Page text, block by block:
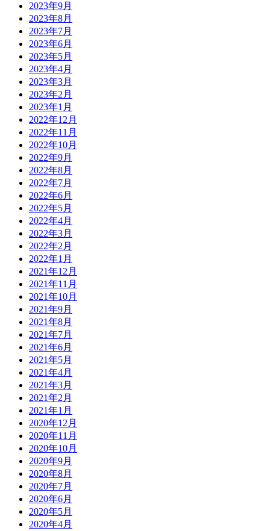
2023年9月
2023年8月
2023年7月
2023年6月
2023年5月
2023年4月
2023年3月
2023年2月
2023年1月
2022年12月
2022年11月
2022年10月
2022年9月
2022年8月
2022年7月
2022年6月
2022年5月
2022年4月
2022年3月
2022年2月
2022年1月
2021年12月
2021年11月
2021年10月
2021年9月
2021年8月
2021年7月
2021年6月
2021年5月
2021年4月
2021年3月
2021年2月
2021年1月
2020年12月
2020年11月
2020年10月
2020年9月
2020年8月
2020年7月
2020年6月
2020年5月
2020年4月